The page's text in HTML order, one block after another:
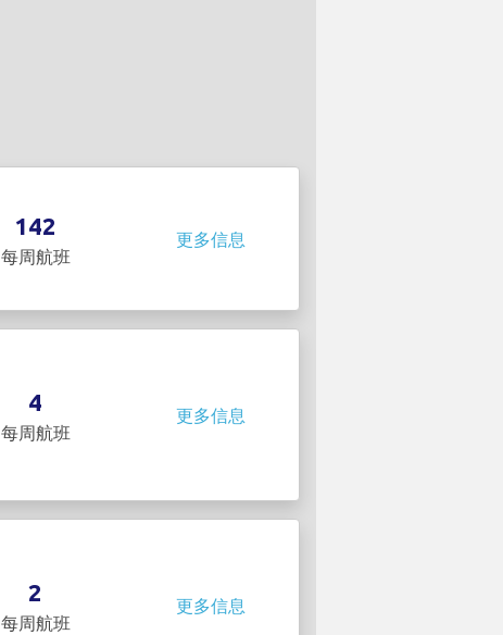
142
每周航班
更多信息
4
每周航班
更多信息
2
每周航班
更多信息